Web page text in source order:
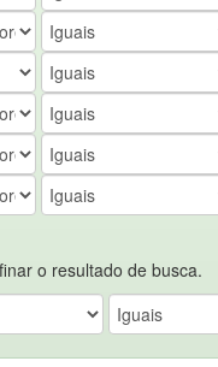
o resultado de busca.